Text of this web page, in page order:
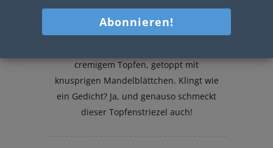
Topfenstriezel
cremigem Topfen, getoppt mit
knusprigen Mandelblättchen. Klingt wie
ein Gedicht? Ja, und genauso schmeckt
dieser Topfenstriezel auch!